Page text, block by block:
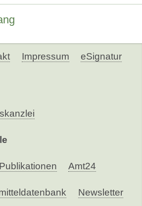
Impressum eSignatur
Publikationen Amt24
Newsletter